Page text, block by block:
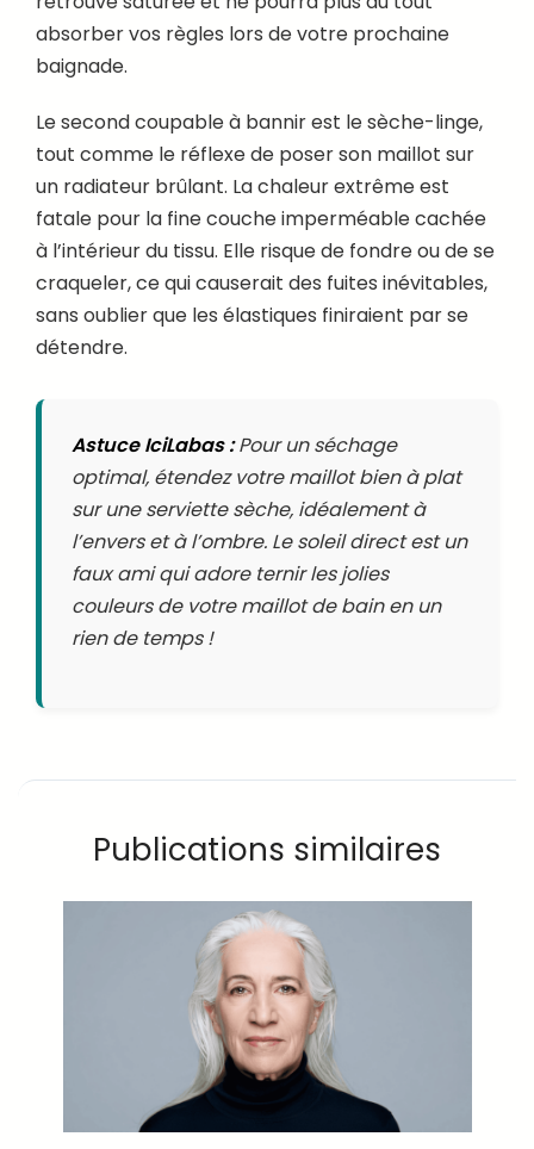
absorber vos règles lors de votre prochaine
baignade.
Le second coupable à bannir est le sèche-linge,
tout comme le réflexe de poser son maillot sur
un radiateur brûlant. La chaleur extrême est
fatale pour la fine couche imperméable cachée
à l’intérieur du tissu. Elle risque de fondre ou de se
craqueler, ce qui causerait des fuites inévitables,
sans oublier que les élastiques finiraient par se
détendre.
Astuce IciLabas :Pour un séchage
optimal, étendez votre maillot bien à plat
sur une serviette sèche, idéalement à
l’envers et à l’ombre. Le soleil direct est un
faux ami qui adore ternir les jolies
couleurs de votre maillot de bain en un
rien de temps !
Publications similaires